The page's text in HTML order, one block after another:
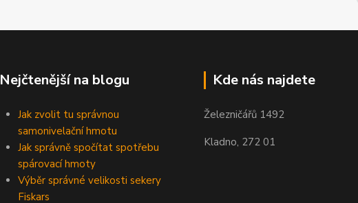
Nejčtenější na blogu
Jak zvolit tu správnou
samonivelační hmotu
Jak správně spočítat spotřebu
spárovací hmoty
Výběr správné velikosti sekery
Fiskars
Kde nás najdete
Železničářů 1492
Kladno, 272 01